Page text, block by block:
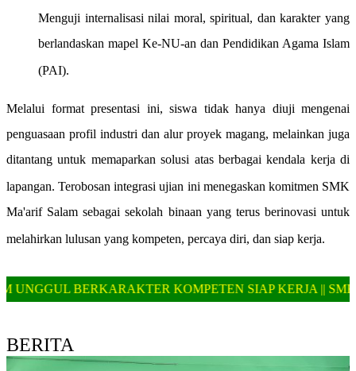
Menguji internalisasi nilai moral, spiritual, dan karakter yang
berlandaskan mapel Ke-NU-an dan Pendidikan Agama Islam
(PAI).
Melalui format presentasi ini, siswa tidak hanya diuji mengenai
penguasaan profil industri dan alur proyek magang, melainkan juga
ditantang untuk memaparkan solusi atas berbagai kendala kerja di
lapangan. Terobosan integrasi ujian ini menegaskan komitmen SMK
Ma'arif Salam sebagai sekolah binaan yang terus berinovasi untuk
melahirkan lulusan yang kompeten, percaya diri, dan siap kerja.
KOMPETEN SIAP KERJA || SMK MA'ARIF SALAM
BERITA